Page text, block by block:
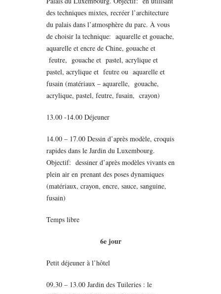
des techniques mixtes, recréer l’architecture
du palais dans l’atmosphère du parc. À vous
de choisir la technique: aquarelle et gouache,
aquarelle et encre de Chine, gouache et
feutre, gouache et pastel, acrylique et
pastel, acrylique et feutre ou aquarelle et
fusain (matériaux – aquarelle, gouache,
acrylique, pastel, feutre, fusain, crayon)
13.00 -14.00 Déjeuner
14.00 – 17.00 Dessin d’après modèle, croquis
rapides dans le Jardin du Luxembourg.
Objectif: dessiner d’après modèles vivants en
plein air en prenant des poses dynamiques
(matériaux, crayon, encre, sauce, sanguine,
fusain)
Temps libre
6e jour
Petit déjeuner à l’hôtel
09.30 – 13.00 Jardin des Tuileries : le